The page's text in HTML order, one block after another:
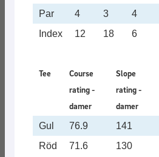
Par 4 3 4
Index
12 18 6
Tee
Course
rating -
damer
Slope
rating -
damer
Gul
76.9 141
Röd
71.6 130